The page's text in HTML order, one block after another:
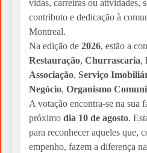
vidas, carreiras ou atividades,
contributo e dedicação à
Montreal.
Na edição de 2026, estão a
Restauração, Churrascaria,
Associação, Serviço
Negócio, Organismo
A votação encontra-se na sua
próximo dia 10 de agosto.
para reconhecer aqueles que,
empenho, fazem a diferença